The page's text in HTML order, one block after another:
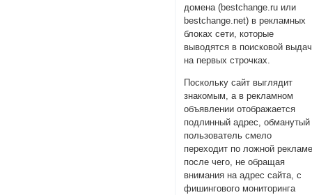
домена (bestchange.ru или
bestchange.net) в рекламных
блоках сети, которые
выводятся в поисковой
на первых строчках.
Поскольку сайт выглядит
знакомым, а в рекламном
объявлении отображается
подлинный адрес, обманутый
пользователь смело
переходит по ложной
после чего, не обращая
внимания на адрес сайта, с
фишингового мониторинга